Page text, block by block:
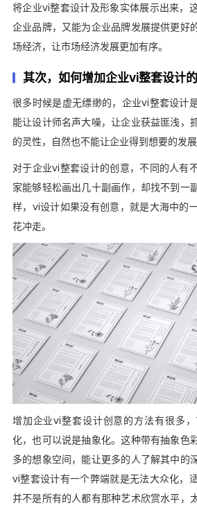
将企业vi整套设计及形象实体展示出来，
企业品牌，又能为企业品牌发展提供更好
场经济，让市场经济发展更加有序。
其次，如何增加企业vi整套设计的
很多时候是虚无缥缈的，企业vi整套设计
能让设计师名声大噪，让企业获益匪浅，
的灵性，自然也不能让企业得到想要的发展
对于企业vi整套设计的创意，不同的人有
家能够轻松画出几十副画作，却找不到一
样，vi设计如果没有创意，就是大海中的
花冲走。
增加企业vi整套设计创意的方法有很多
化，也可以说是抽象化。这种带有抽象色
多的想象空间，能让更多的人了解其中的
vi整套设计有一个弊端就是无法大众化，
并不是所有的人都有那种艺术欣赏水平，